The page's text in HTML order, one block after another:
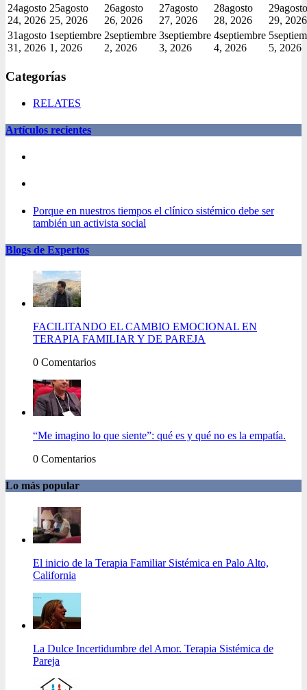
24agosto
24, 2026
25agosto
25, 2026
26agosto
26, 2026
27agosto
27, 2026
28agosto
28, 2026
29agosto
29, 2026
31agosto
31, 2026
1septiembre
1, 2026
2septiembre
2, 2026
3septiembre
3, 2026
4septiembre
4, 2026
5
5, 2026
Categorías
RELATES
Artículos recientes
Porque en nuestros tiempos el clínico sistémico debe ser
también un activista social
Blogs de Expertos
FACILITANDO EL CAMBIO EMOCIONAL EN
TERAPIA FAMILIAR Y DE PAREJA
0 Comentarios
“Me imagino lo que siente”: qué es y qué no es la empatía.
0 Comentarios
Lo más popular
El inicio de la Terapia Familiar Sistémica en Palo Alto,
California
La Dulce Incertidumbre del Amor. Terapia Sistémica de
Pareja